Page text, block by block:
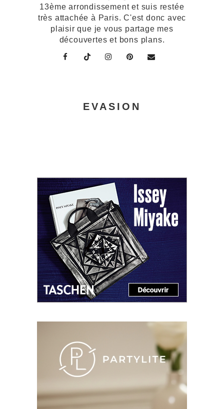
13ème arrondissement et suis restée
très attachée à Paris. C'est donc avec
plaisir que je vous partage mes
découvertes et bons plans.
EVASION